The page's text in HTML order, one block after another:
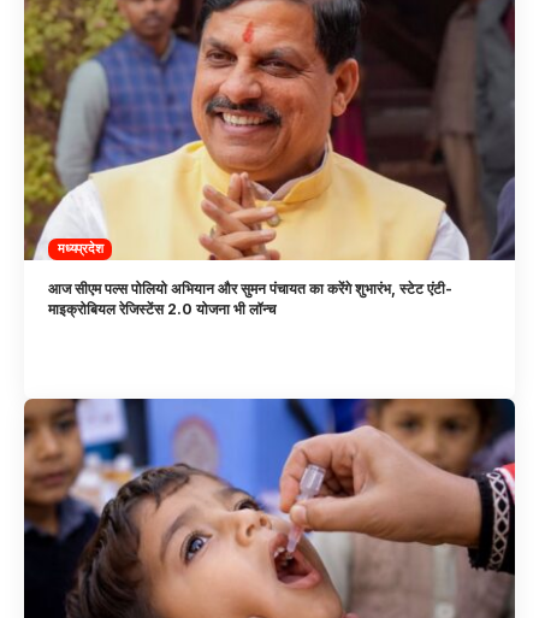
मध्यप्रदेश
आज सीएम पल्स पोलियो अभियान और सुमन पंचायत का करेंगे शुभारंभ, स्टेट एंटी-
माइक्रोबियल रेजिस्टेंस 2.0 योजना भी लॉन्च